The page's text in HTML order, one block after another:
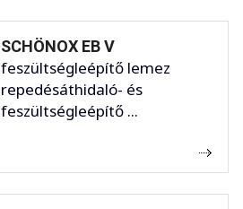
SCHÖNOX EB V
feszültségleépítő lemez
repedésáthidaló- és
feszültségleépítő ...